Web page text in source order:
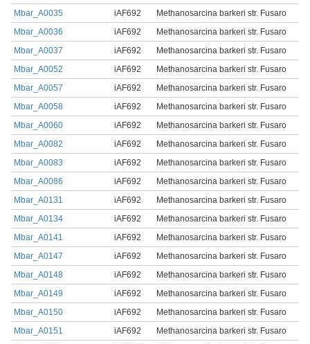
Mbar_A0035
iAF692
Methanosarcina barkeri str. Fusaro
Mbar_A0036
iAF692
Methanosarcina barkeri str. Fusaro
Mbar_A0037
iAF692
Methanosarcina barkeri str. Fusaro
Mbar_A0052
iAF692
Methanosarcina barkeri str. Fusaro
Mbar_A0057
iAF692
Methanosarcina barkeri str. Fusaro
Mbar_A0058
iAF692
Methanosarcina barkeri str. Fusaro
Mbar_A0060
iAF692
Methanosarcina barkeri str. Fusaro
Mbar_A0082
iAF692
Methanosarcina barkeri str. Fusaro
Mbar_A0083
iAF692
Methanosarcina barkeri str. Fusaro
Mbar_A0086
iAF692
Methanosarcina barkeri str. Fusaro
Mbar_A0131
iAF692
Methanosarcina barkeri str. Fusaro
Mbar_A0134
iAF692
Methanosarcina barkeri str. Fusaro
Mbar_A0141
iAF692
Methanosarcina barkeri str. Fusaro
Mbar_A0147
iAF692
Methanosarcina barkeri str. Fusaro
Mbar_A0148
iAF692
Methanosarcina barkeri str. Fusaro
Mbar_A0149
iAF692
Methanosarcina barkeri str. Fusaro
Mbar_A0150
iAF692
Methanosarcina barkeri str. Fusaro
Mbar_A0151
iAF692
Methanosarcina barkeri str. Fusaro